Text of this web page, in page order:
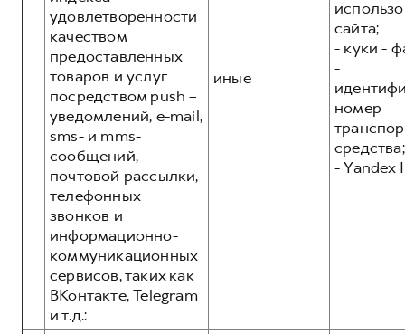
удовлетворенности
качеством
предоставленных
товаров и услуг
посредством push –
уведомлений, e-mail,
sms- и mms-
сообщений,
почтовой рассылки,
телефонных
звонков и
информационно-
коммуникационных
сервисов, таких как
ВКонтакте, Telegram
и т.д.:
иные
сайта;
- куки -
-
номер
средства;
- Yandex